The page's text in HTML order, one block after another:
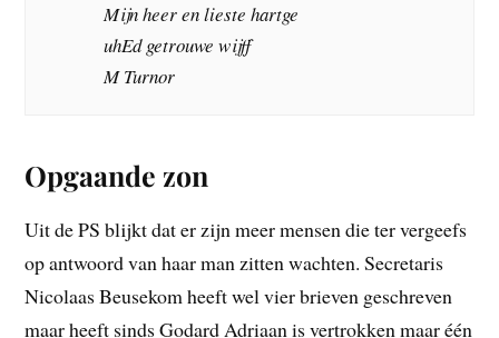
Mijn heer en lieste hartge
uhEd getrouwe wijff
M Turnor
Opgaande zon
Uit de PS blijkt dat er zijn meer mensen die ter vergeefs
op antwoord van haar man zitten wachten. Secretaris
Nicolaas Beusekom heeft wel vier brieven geschreven
maar heeft sinds Godard Adriaan is vertrokken maar één